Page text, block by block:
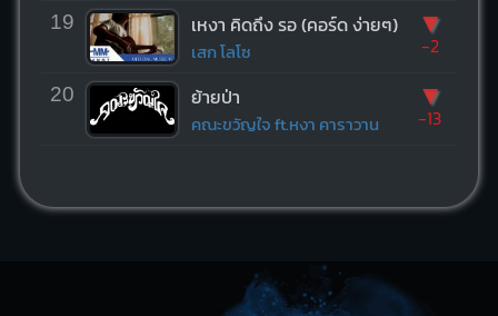
19 เหงา คิดถึง รอ (คอร์ด ง่ายๆ)
เสก โลโซ
▼
-2
20 ย้ายป่า
คณะขวัญใจ ft.หงา คาราวาน
▼
-13